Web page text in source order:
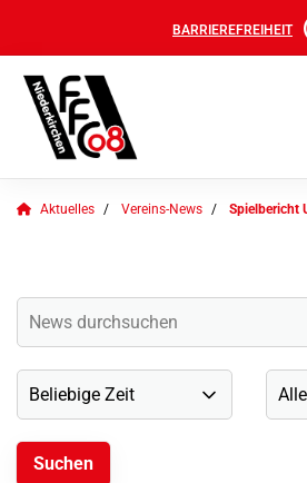
BARRIEREFREIHEIT
Aktuelles Vereins-News Spielbericht